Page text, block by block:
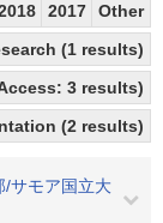
2017
Other
(1 results)
3 results)
(2 results)
/サモア国立大